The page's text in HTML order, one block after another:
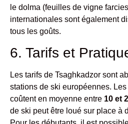
le dolma (feuilles de vigne
internationales sont également
tous les goûts.
6. Tarifs et
Les tarifs de Tsaghkadzor sont
stations de ski européennes.
coûtent en moyenne entre 10 et
de ski peut être loué sur place à